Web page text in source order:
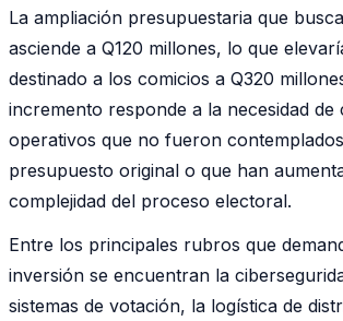
La ampliación presupuestaria que
asciende a Q120 millones, lo que
destinado a los comicios a Q320
incremento responde a la necesidad de
operativos que no fueron
presupuesto original o que han
complejidad del proceso electoral.
Entre los principales rubros que
inversión se encuentran la
sistemas de votación, la logística de